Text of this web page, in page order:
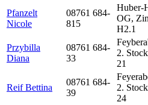
Pfanzelt
Nicole
08761 684-
815
Huber-
OG,
H2.1
Przybilla
Diana
08761 684-
33
2.
21
Reif Bettina
08761 684-
39
2.
24